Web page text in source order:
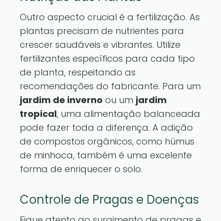
Outro aspecto crucial é a fertilização. As
plantas precisam de nutrientes para
crescer saudáveis e vibrantes. Utilize
fertilizantes específicos para cada tipo
de planta, respeitando as
recomendações do fabricante. Para um
jardim de inverno ou um jardim
tropical, uma alimentação balanceada
pode fazer toda a diferença. A adição
de compostos orgânicos, como húmus
de minhoca, também é uma excelente
forma de enriquecer o solo.
Controle de Pragas e Doenças